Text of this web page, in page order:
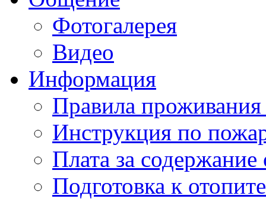
Фотогалерея
Видео
Информация
Правила
Инструкция по
Плата за
Подготовка к